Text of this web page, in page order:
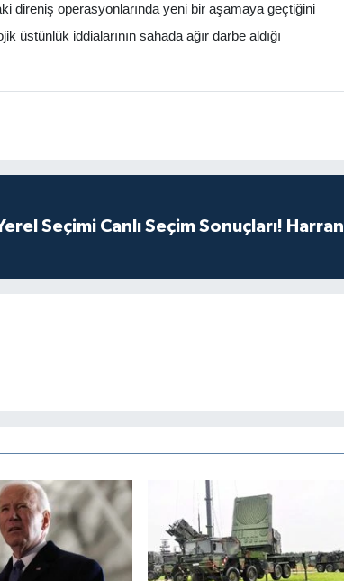
direniş operasyonlarında yeni bir aşamaya geçtiğini
iddialarının sahada ağır darbe aldığı
Seçimi Canlı Seçim Sonuçları! Harran